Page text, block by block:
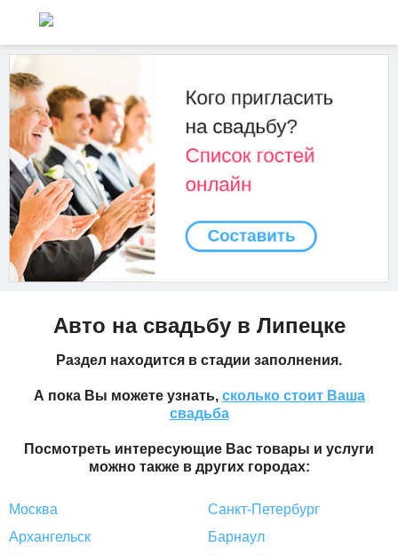
Авто на свадьбу в Липецке
Раздел находится в стадии заполнения.
А пока Вы можете узнать, сколько стоит Ваша
свадьба
Посмотреть интересующие Вас товары и услуги
можно также в других городах:
Москва
Санкт-Петербург
Архангельск
Барнаул